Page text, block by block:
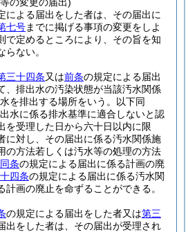
による届出をした者は、その届出に
七号までに掲げる事項の変更をしよ
で定めるところにより、その旨を知
ない。
三十四条又は前条の規定による届出
、排出水の汚染状態が当該汚水関係
を排出する場所をいう。以下同
水に係る排水基準に適合しないと認
を受理した日から六十日以内に限
に対し、その届出に係る汚水関係施
の方法若しくは汚水等の処理の方法
同条の規定による届出に係る計画の廃
四条の規定による届出に係る汚水関
計画の廃止を命ずることができる。
の規定による届出をした者又は第三
出をした者は、その届出が受理され